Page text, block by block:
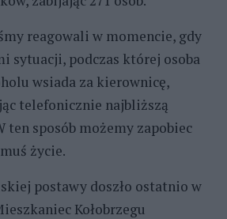
reagowali w momencie, gdy
sytuacji, podczas której osoba
wsiada za kierownicę,
telefonicznie najbliższą
ten sposób możemy zapobiec
życie.
postawy doszło ostatnio w
Kołobrzegu